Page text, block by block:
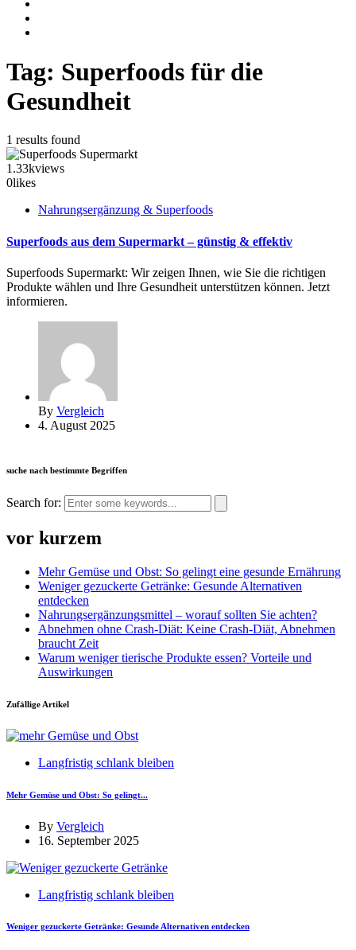
Tag: Superfoods für die
Gesundheit
1 results found
1.33kviews
0likes
Nahrungsergänzung & Superfoods
Superfoods aus dem Supermarkt – günstig & effektiv
Superfoods Supermarkt: Wir zeigen Ihnen, wie Sie die richtigen
Produkte wählen und Ihre Gesundheit unterstützen können. Jetzt
informieren.
By Vergleich
4. August 2025
suche nach bestimmte Begriffen
Search for:
vor kurzem
Mehr Gemüse und Obst: So gelingt eine gesunde Ernährung
Weniger gezuckerte Getränke: Gesunde Alternativen
entdecken
Nahrungsergänzungsmittel – worauf sollten Sie achten?
Abnehmen ohne Crash-Diät: Keine Crash-Diät, Abnehmen
braucht Zeit
Warum weniger tierische Produkte essen? Vorteile und
Auswirkungen
Zufällige Artikel
Langfristig schlank bleiben
Mehr Gemüse und Obst: So gelingt...
By Vergleich
16. September 2025
Langfristig schlank bleiben
Weniger gezuckerte Getränke: Gesunde Alternativen entdecken